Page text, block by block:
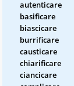
autenticare
basificare
biascicare
burrificare
causticare
chiarificare
ciancicare